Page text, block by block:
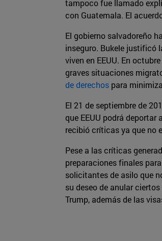
tampoco fue llamado
con Guatemala. El
El gobierno salvadoreño
inseguro. Bukele justificó
viven en EEUU. En
graves situaciones
de derechos para
El 21 de septiembre de
que EEUU podrá
recibió críticas ya que no
Pese a las críticas
preparaciones finales para
solicitantes de asilo que
su deseo de anular
Trump, además de las